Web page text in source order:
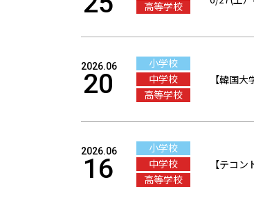
高等学校
2026.06
20
小学校
中学校
高等学校
【韓国
2026.06
16
小学校
中学校
高等学校
【テコ